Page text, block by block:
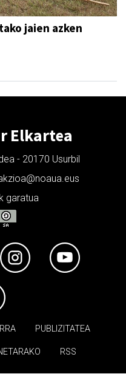
jaien azken
Elkartea
- 20170 Usurbil
garatua
PUBLIZITATEA
RSS